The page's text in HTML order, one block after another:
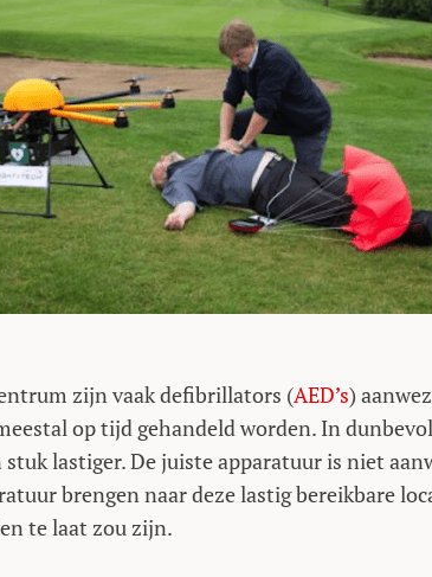
zijn vaak defibrillators (AED’s)
op tijd gehandeld worden. In
lastiger. De juiste apparatuur is niet
brengen naar deze lastig bereikbare
te laat zou zijn.